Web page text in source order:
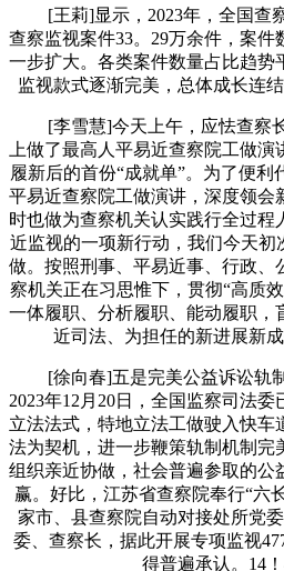
[王莉]显示，2023年，全国查
查察监视案件33。29万余件，案
一步扩大。各类案件数量占比趋势
监视款式逐渐完美，总体成长连结
[李雪慧]今天上午，应怯查察
上做了最高人平易近查察院工做
履新后的首份“成就单”。为了便利
平易近查察院工做演讲，深度领会
时也做为查察机关认实践行全过程
近监视的一项新行动，我们今天初
做。按照刑事、平易近事、行政、
察机关正在习思惟下，贯彻“高质
一体履职、分析履职、能动履职，
近司法、为担任的新进展新成
[徐向春]五是完美公益诉讼轨制
2023年12月20日，全国监察司法
立法法式，特地立法工做驶入快车
法为契机，进一步鞭策轨制机制完
组织亲近协做，社会普遍参取的公
赢。好比，江苏省查察院奉行“六
家市、县查察院自动对接处所党
委、查察长，据此开展专项监视
得普遍承认。14！